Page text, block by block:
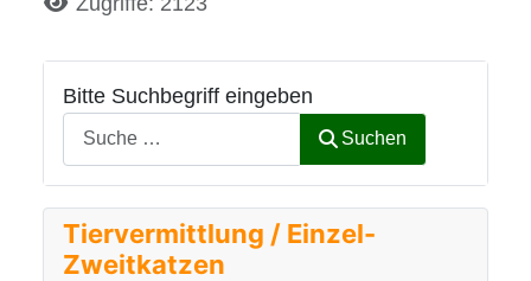
Bitte Suchbegriff eingeben
Suchen
Tiervermittlung / Einzel-
Zweitkatzen